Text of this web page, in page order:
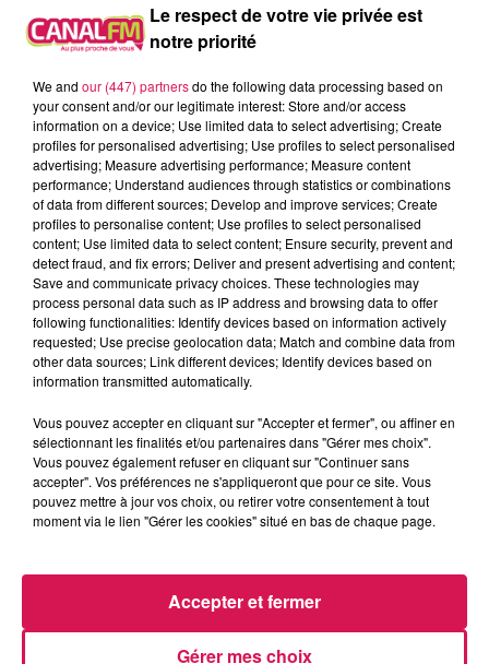
Canal fm
Geoffrey Deloux
La Ligne des Auditeurs
0:00 2 min 58 sec
14 janvier 2026 - 2 min 58 sec
14.01.2026 - POUR CHRYSTELLE, C EST AVATAR
Revivez les meilleurs moments de la Ligne des Auditeurs
Le respect de votre vie privée est
notre priorité
We and our (447) partnersdo the following data processing based on
your consent and/or our legitimate interest: Store and/or access
information on a device; Use limited data to select advertising; Create
profiles for personalised advertising; Use profiles to select personalised
advertising; Measure advertising performance; Measure content
performance; Understand audiences through statistics or combinations
of data from different sources; Develop and improve services; Create
profiles to personalise content; Use profiles to select personalised
content; Use limited data to select content; Ensure security, prevent and
detect fraud, and fix errors; Deliver and present advertising and content;
Save and communicate privacy choices. These technologies may
process personal data such as IP address and browsing data to offer
following functionalities: Identify devices based on information actively
requested; Use precise geolocation data; Match and combine data from
other data sources; Link different devices; Identify devices based on
information transmitted automatically.
Vous pouvez accepter en cliquant sur "Accepter et fermer", ou affiner en
sélectionnant les finalités et/ou partenaires dans "Gérer mes choix".
Vous pouvez également refuser en cliquant sur "Continuer sans
accepter". Vos préférences ne s'appliqueront que pour ce site. Vous
pouvez mettre à jour vos choix, ou retirer votre consentement à tout
moment via le lien "Gérer les cookies" situé en bas de chaque page.
Gérer mes choix
Accepter et fermer